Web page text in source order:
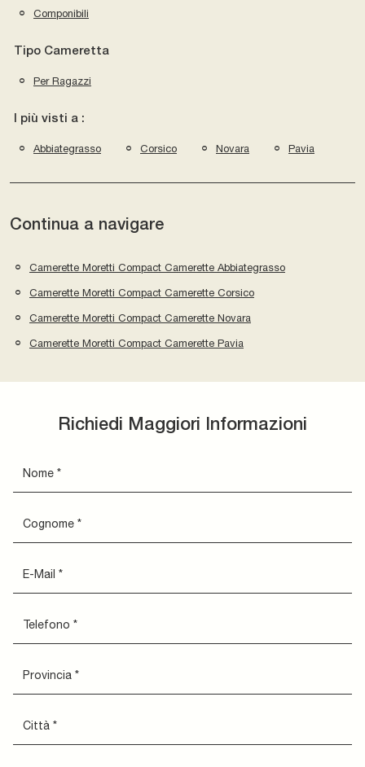
Componibili
Tipo Cameretta
Per Ragazzi
I più visti a :
Abbiategrasso Corsico Novara Pavia
Continua a navigare
Camerette Moretti Compact Camerette Abbiategrasso
Camerette Moretti Compact Camerette Corsico
Camerette Moretti Compact Camerette Novara
Camerette Moretti Compact Camerette Pavia
Richiedi Maggiori Informazioni